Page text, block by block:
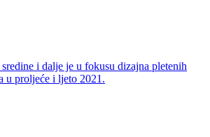
i dalje je u fokusu dizajna pletenih
u proljeće i ljeto 2021.